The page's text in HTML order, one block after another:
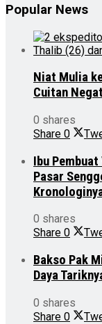
Popular News
Niat Mulia
Cuitan
0 shares
Share 0
Ibu
Pasar
0 shares
Share 0
Bakso Pak
Daya
0 shares
Share 0